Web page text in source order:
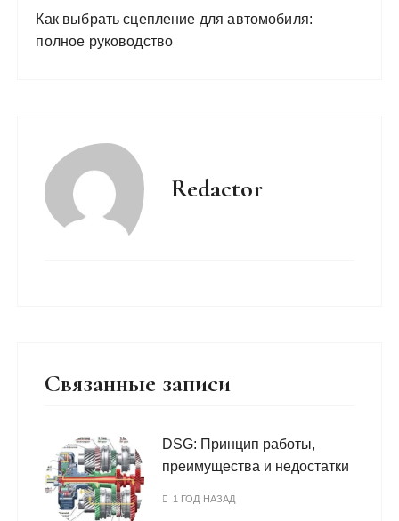
Как выбрать сцепление для автомобиля:
полное руководство
Redactor
Связанные записи
DSG: Принцип работы,
преимущества и недостатки
1 ГОД НАЗАД